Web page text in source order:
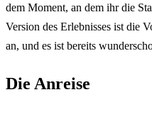
dem Moment, an dem ihr die
Version des Erlebnisses ist die
an, und es ist bereits
Die Anreise